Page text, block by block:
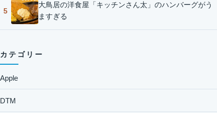
5
大鳥居の洋食屋「キッチンさん太」のハンバーグがう
ますぎる
カテゴリー
Apple
DTM